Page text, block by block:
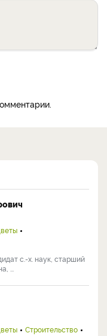
с.-х. наук, старший
...
Строительство